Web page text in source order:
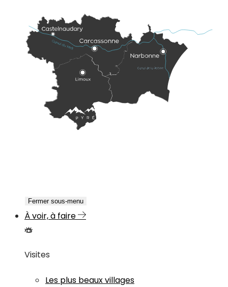
Fermer sous-menu
À voir, à faire
Visites
Les plus beaux villages